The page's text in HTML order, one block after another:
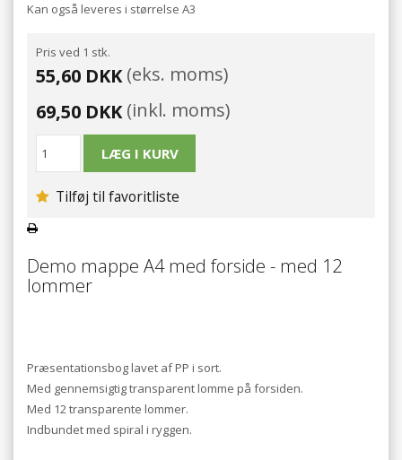
Kan også leveres i størrelse A3
Pris ved 1 stk.
55,60 DKK(eks. moms)
69,50 DKK(inkl. moms)
Tilføj til favoritliste
Demo mappe A4 med forside - med 12
lommer
Præsentationsbog lavet af PP i sort.
Med gennemsigtig transparent lomme på forsiden.
Med 12 transparente lommer.
Indbundet med spiral i ryggen.